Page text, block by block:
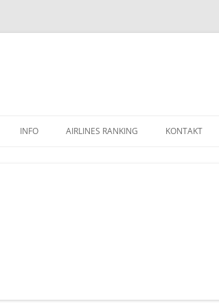
Inhalt
INFO AIRLINES RANKING KONTAKT